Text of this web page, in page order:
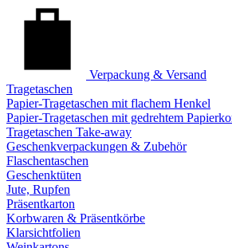
Verpackung & Versand
Tragetaschen
Papier-Tragetaschen mit flachem Henkel
Papier-Tragetaschen mit gedrehtem
Tragetaschen Take-away
Geschenkverpackungen & Zubehör
Flaschentaschen
Geschenktüten
Jute, Rupfen
Präsentkarton
Korbwaren & Präsentkörbe
Klarsichtfolien